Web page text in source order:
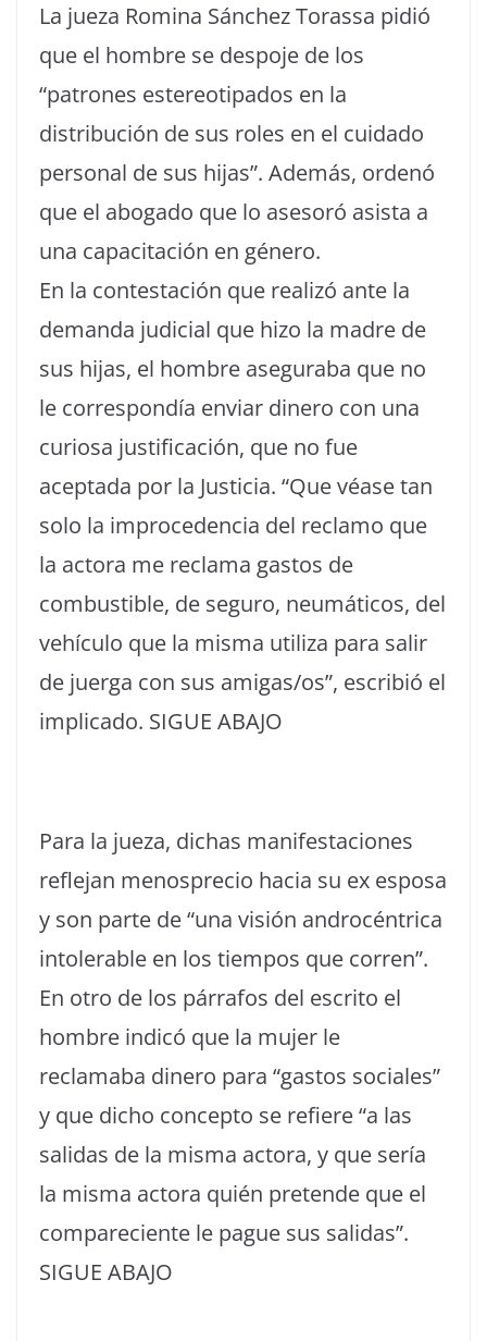
La jueza Romina Sánchez Torassa pidió
que el hombre se despoje de los
“patrones estereotipados en la
distribución de sus roles en el cuidado
personal de sus hijas”. Además, ordenó
que el abogado que lo asesoró asista a
una capacitación en género.
En la contestación que realizó ante la
demanda judicial que hizo la madre de
sus hijas, el hombre aseguraba que no
le correspondía enviar dinero con una
curiosa justificación, que no fue
aceptada por la Justicia. “Que véase tan
solo la improcedencia del reclamo que
la actora me reclama gastos de
combustible, de seguro, neumáticos, del
vehículo que la misma utiliza para salir
de juerga con sus amigas/os”, escribió el
implicado. SIGUE ABAJO
Para la jueza, dichas manifestaciones
reflejan menosprecio hacia su ex esposa
y son parte de “una visión androcéntrica
intolerable en los tiempos que corren”.
En otro de los párrafos del escrito el
hombre indicó que la mujer le
reclamaba dinero para “gastos sociales”
y que dicho concepto se refiere “a las
salidas de la misma actora, y que sería
la misma actora quién pretende que el
compareciente le pague sus salidas”.
SIGUE ABAJO